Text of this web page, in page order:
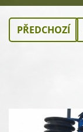
PŘEDCHOZÍ